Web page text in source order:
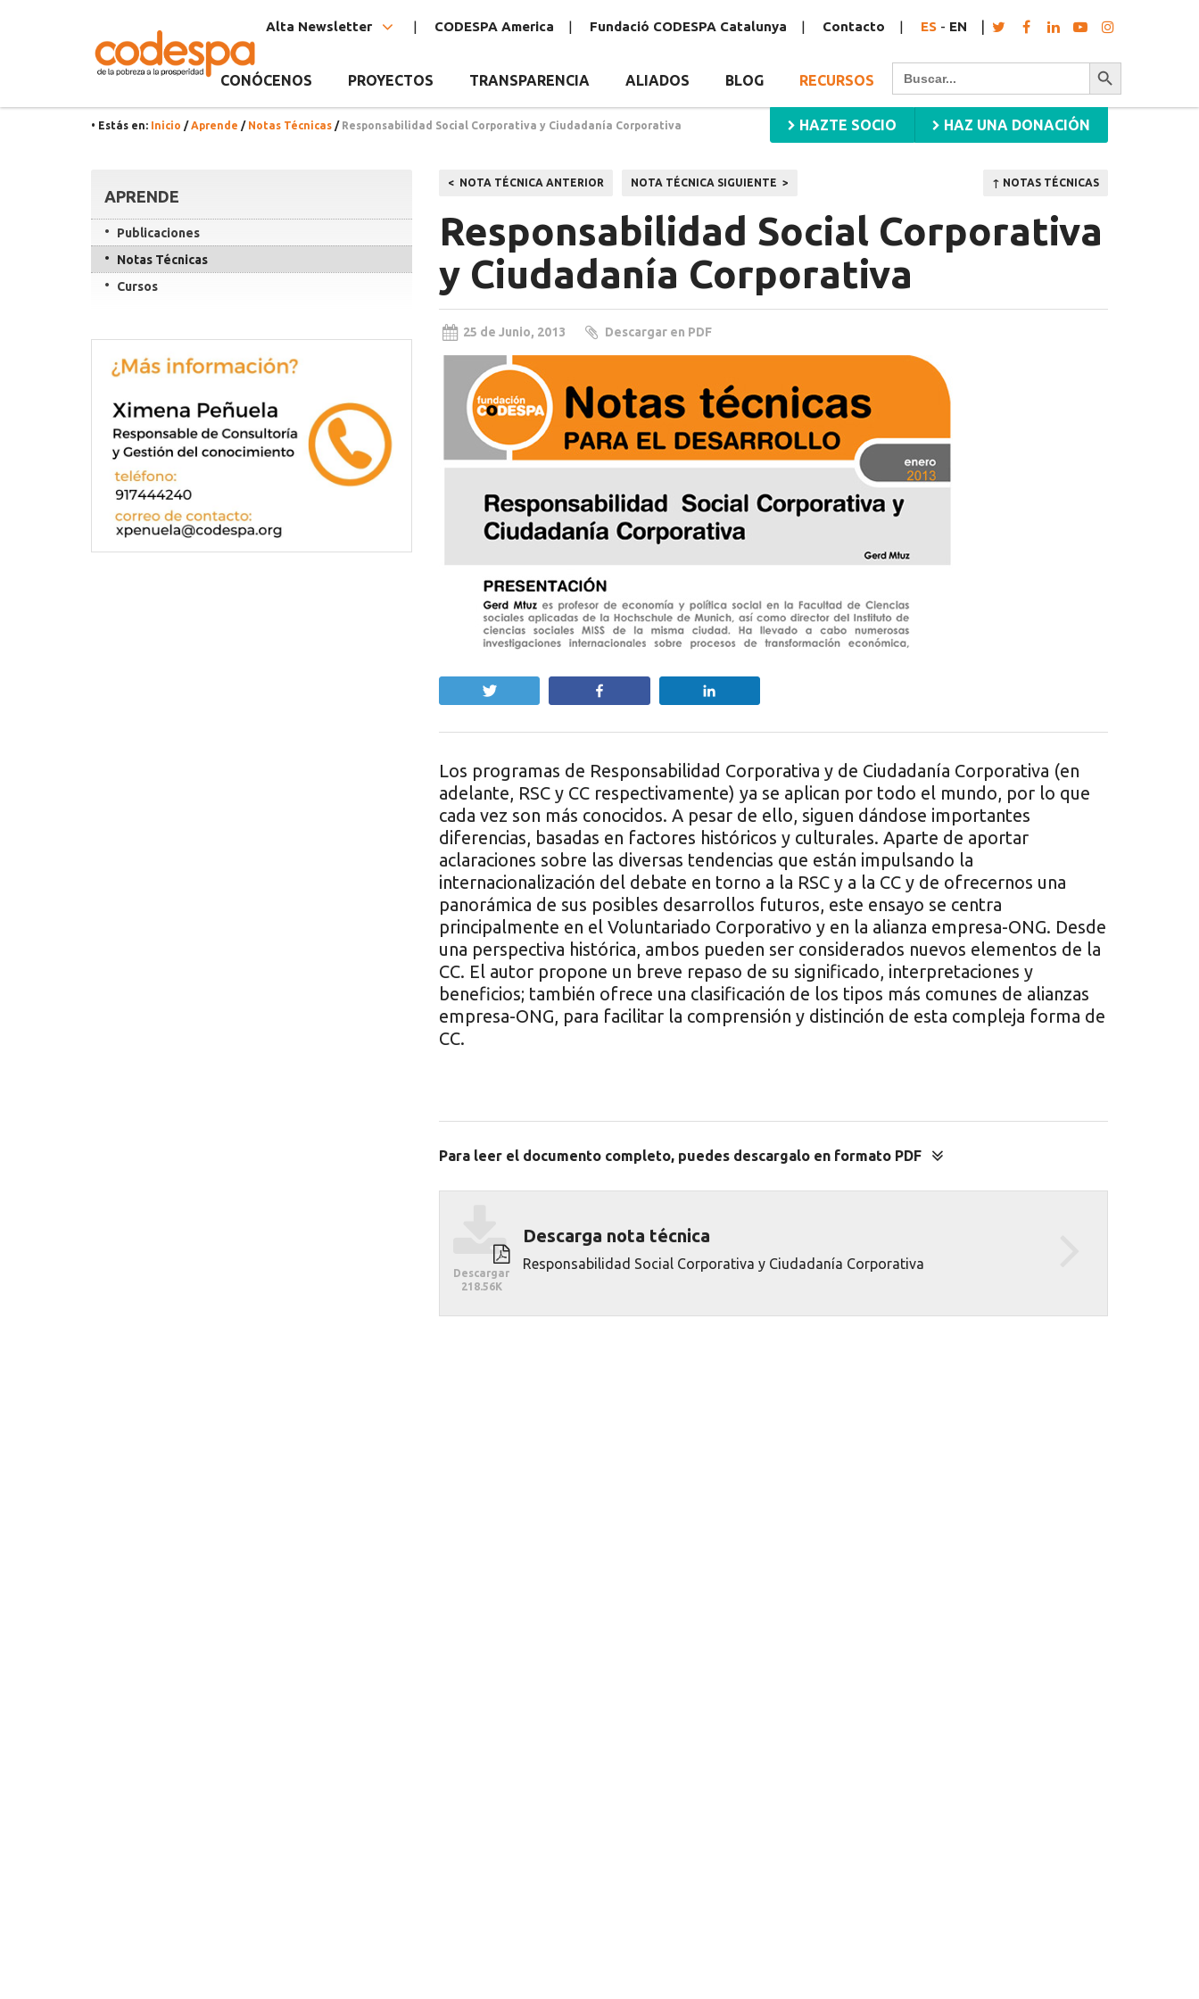
Técnica
Alta Newsletter CODESPA America Fundació CODESPA Catalunya Contacto ES - EN
CONÓCENOS PROYECTOS TRANSPARENCIA ALIADOS BLOG RECURSOS
Buscar: Botón de búsqueda
HAZTE SOCIO HAZ UNA DONACIÓN
• Estás en: Inicio / Aprende / Notas Técnicas / Responsabilidad Social Corporativa y Ciudadanía Corporativa
↑ NOTAS TÉCNICAS
Navegación
de
entradas
NOTA TÉCNICA ANTERIOR NOTA TÉCNICA SIGUIENTE
Responsabilidad Social Corporativa
y Ciudadanía Corporativa
25 de Junio, 2013 Descargar en PDF
Los programas de Responsabilidad Corporativa y de Ciudadanía Corporativa (en
adelante, RSC y CC respectivamente) ya se aplican por todo el mundo, por lo que
cada vez son más conocidos. A pesar de ello, siguen dándose importantes
diferencias, basadas en factores históricos y culturales. Aparte de aportar
aclaraciones sobre las diversas tendencias que están impulsando la
internacionalización del debate en torno a la RSC y a la CC y de ofrecernos una
panorámica de sus posibles desarrollos futuros, este ensayo se centra
principalmente en el Voluntariado Corporativo y en la alianza empresa-ONG. Desde
una perspectiva histórica, ambos pueden ser considerados nuevos elementos de la
CC. El autor propone un breve repaso de su significado, interpretaciones y
beneficios; también ofrece una clasificación de los tipos más comunes de alianzas
empresa-ONG, para facilitar la comprensión y distinción de esta compleja forma de
CC.
Para leer el documento completo, puedes descargalo en formato PDF
Descargar
218.56K
Descarga nota técnica
Responsabilidad Social Corporativa y Ciudadanía Corporativa
APRENDE
Publicaciones
Notas Técnicas
Cursos
con
CODESPApro